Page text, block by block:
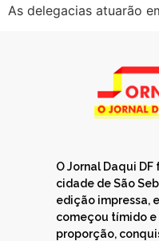
As delegacias atuarão
O Jornal Daqui
cidade de São
edição impressa,
começou tímido
proporção,